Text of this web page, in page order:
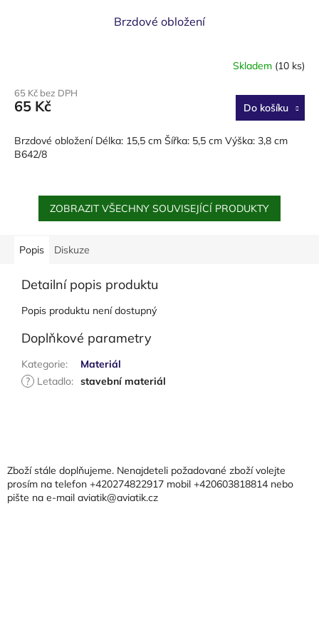
Brzdové obložení
Skladem (10 ks)
65 Kč bez DPH
65 Kč Do košíku
Brzdové obložení Délka: 15,5 cm Šířka: 5,5 cm Výška: 3,8 cm
B642/8
ZOBRAZIT VŠECHNY SOUVISEJÍCÍ PRODUKTY
Popis Diskuze
Detailní popis produktu
Popis produktu není dostupný
Doplňkové parametry
Kategorie:
Materiál
?
Letadlo: stavební materiál
aZboží stále doplňujeme. Nenajdeteli požadované zboží volejte
prosím na telefon +420274822917 mobil +420603818814 nebo
pište na e-mail aviatik@aviatik.cz